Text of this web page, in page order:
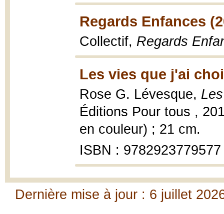
Regards Enfances
Collectif, Regards
Les vies que j'ai
Rose G. Lévesque,
Éditions Pour tous ,
en couleur) ; 21 cm.
ISBN : 9782923779577
Dernière mise à jour : 6 juillet